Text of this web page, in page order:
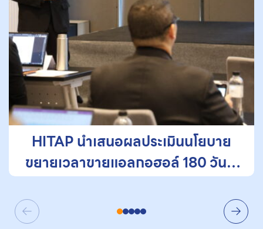
HITAP นำเสนอผลประเมินนโยบาย
ขยายเวลาขายแอลกอฮอล์ 180 วัน ชี้
ควรติดตามต่อเนื่อง แม้นโยบายมีผล
บังคับใช้แล้ว